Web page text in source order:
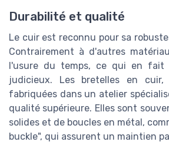
Durabilité et qualité
Le cuir est reconnu pour sa
Contrairement à d'autres
l'usure du temps, ce qui en fait
judicieux. Les bretelles en cuir,
fabriquées dans un atelier
qualité supérieure. Elles sont
solides et de boucles en métal,
buckle", qui assurent un maintien